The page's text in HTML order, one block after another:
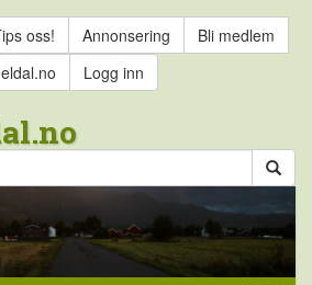
oss! Annonsering
Bli medlem
Logg inn